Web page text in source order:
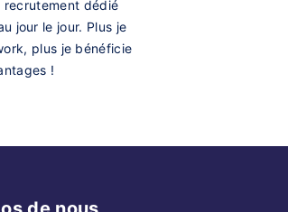
recrutement dédié
jour le jour. Plus je
plus je bénéficie
!